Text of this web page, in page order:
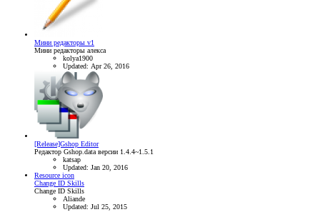
Мини редакторы v1
Мини редакторы алекса
kolya1900
Updated: Apr 26, 2016
[Release]Gshop Editor
Редактор Gshop.data версии 1.4.4~1.5.1
katsap
Updated: Jan 20, 2016
Resource icon
Change ID Skills
Change ID Skills
Aliande
Updated: Jul 25, 2015